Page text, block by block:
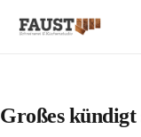
Großes kündigt